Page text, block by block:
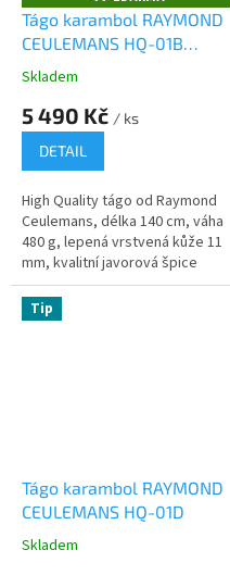
D
A
R
Tágo karambol RAYMOND
CEULEMANS HQ-01B
Purple
Skladem
5 490 Kč / ks
DETAIL
High Quality tágo od Raymond
Ceulemans, délka 140 cm, váha
480 g, lepená vrstvená kůže 11
mm, kvalitní javorová špice
Tip
Tágo karambol RAYMOND
CEULEMANS HQ-01D
Skladem